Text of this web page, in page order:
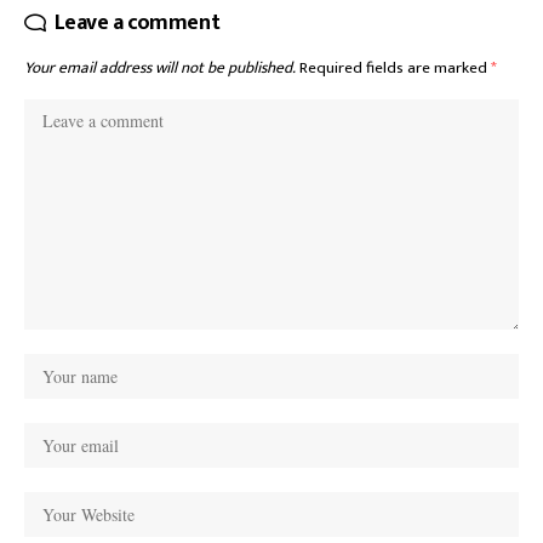
Leave a comment
Your email address will not be published.Required fields are marked*